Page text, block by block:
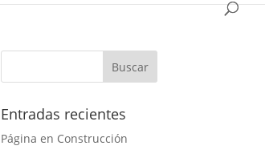
Entradas recientes
Página en Construcción